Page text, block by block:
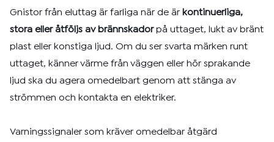
Gnistor från eluttag är farliga när de är kontinuerliga,
stora eller åtföljs av brännskadorpå uttaget, lukt av bränt
plast eller konstiga ljud. Om du ser svarta märken runt
uttaget, känner värme från väggen eller hör sprakande
ljud ska du agera omedelbart genom att stänga av
strömmen och kontakta en elektriker.
Varningssignaler som kräver omedelbar åtgärd